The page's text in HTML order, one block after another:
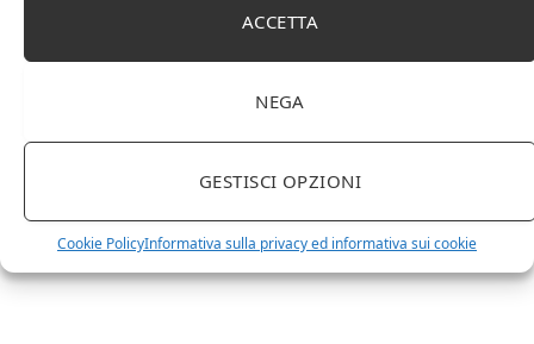
ACCETTA
NEGA
GESTISCI OPZIONI
Cookie PolicyInformativa sulla privacy ed informativa sui cookie
Le Casematte – Faro (box 6 x 0,75l) Mr. Vino Rosso